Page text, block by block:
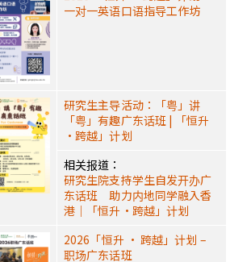
一对一英语口语指导工作坊
研究生主导活动：「粤」讲
「粤」有趣广东话班 | 「恒升
·跨越」计划
相关报道：
研究生院支持学生自发开办广
东话班 助力内地同学融入香
港｜「恒升·跨越」计划
2026「恒升 · 跨越」计划 –
职场广东话班